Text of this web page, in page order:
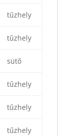
tűzhely
tűzhely
sütő
tűzhely
tűzhely
tűzhely